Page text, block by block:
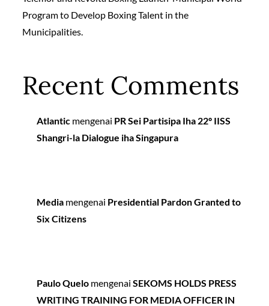
Program to Develop Boxing Talent in the
Municipalities.
Recent Comments
Atlantic mengenai PR Sei Partisipa Iha 22º IISS
Shangri-la Dialogue iha Singapura
Media mengenai Presidential Pardon Granted to
Six Citizens
Paulo Quelo mengenaiSEKOMS HOLDS PRESS
WRITING TRAINING FOR MEDIA OFFICER IN